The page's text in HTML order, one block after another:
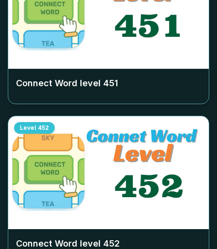
Connect Word level 451
Level 452
Connect Word level 452